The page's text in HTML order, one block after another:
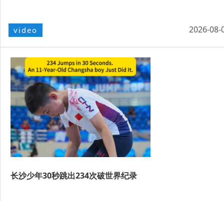
video 2026-08-
长沙少年30秒跳出234次破世界纪录